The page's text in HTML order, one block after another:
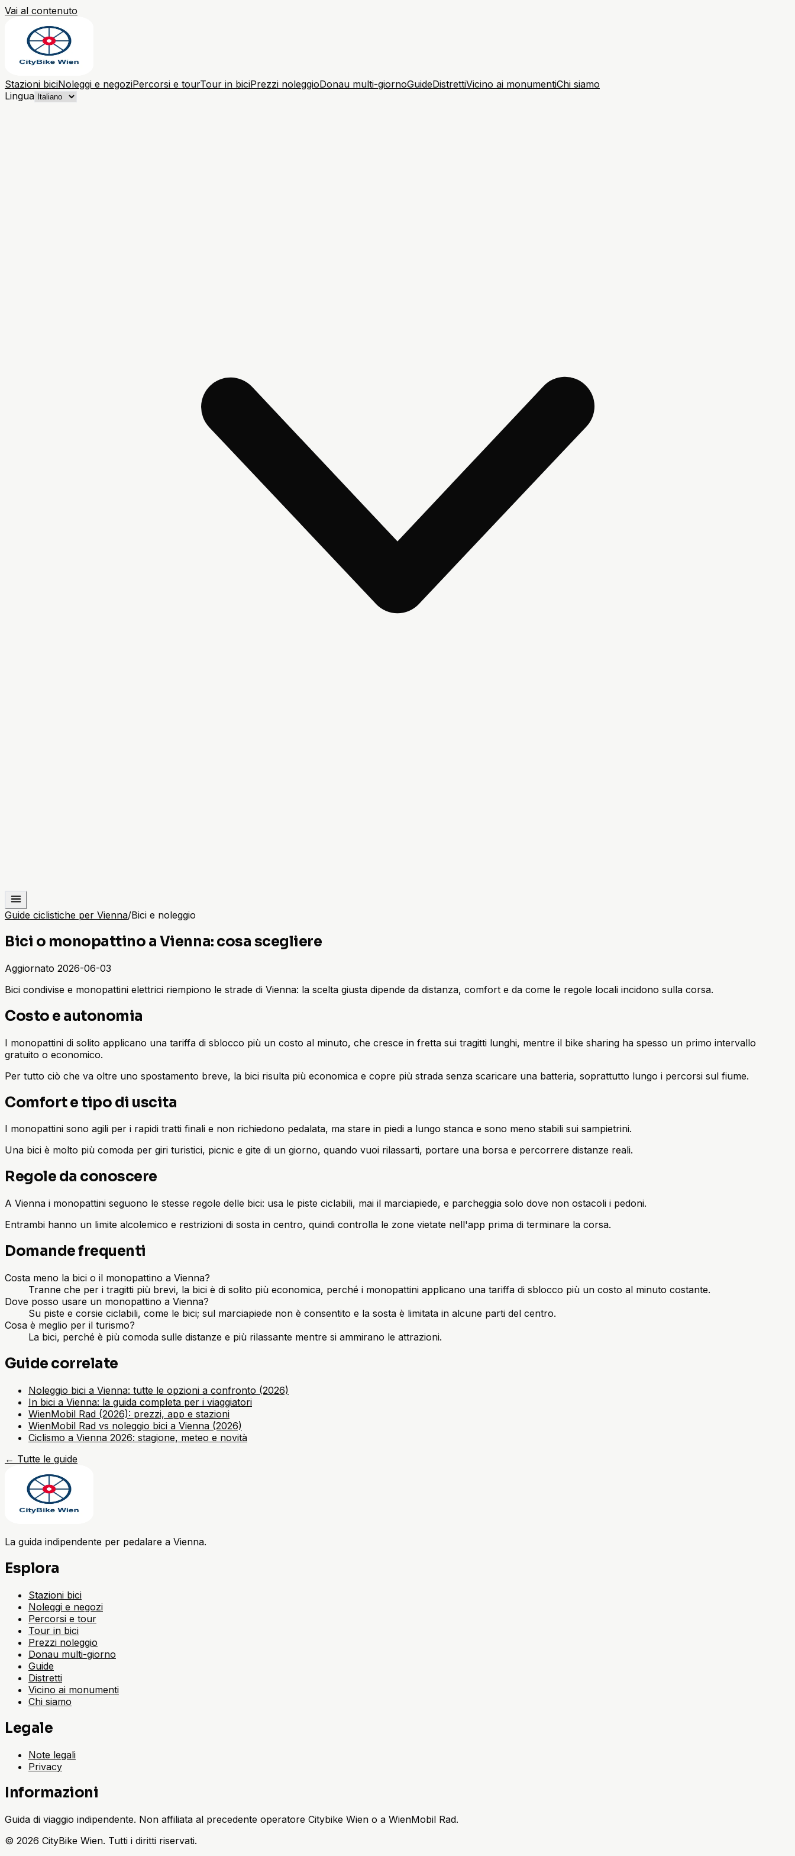
Vai al contenuto
Stazioni biciNoleggi e negoziPercorsi e tourTour in biciPrezzi noleggioDonau multi-giornoGuideDistrettiVicino ai monumentiChi siamo
Lingua
Guide ciclistiche per Vienna/Bici e noleggio
Bici o monopattino a Vienna: cosa scegliere
Aggiornato 2026-06-03
Bici condivise e monopattini elettrici riempiono le strade di Vienna: la scelta giusta dipende da distanza, comfort e da come le regole locali incidono sulla corsa.
Costo e autonomia
I monopattini di solito applicano una tariffa di sblocco più un costo al minuto, che cresce in fretta sui tragitti lunghi, mentre il bike sharing ha spesso un primo intervallo
gratuito o economico.
Per tutto ciò che va oltre uno spostamento breve, la bici risulta più economica e copre più strada senza scaricare una batteria, soprattutto lungo i percorsi sul fiume.
Comfort e tipo di uscita
I monopattini sono agili per i rapidi tratti finali e non richiedono pedalata, ma stare in piedi a lungo stanca e sono meno stabili sui sampietrini.
Una bici è molto più comoda per giri turistici, picnic e gite di un giorno, quando vuoi rilassarti, portare una borsa e percorrere distanze reali.
Regole da conoscere
A Vienna i monopattini seguono le stesse regole delle bici: usa le piste ciclabili, mai il marciapiede, e parcheggia solo dove non ostacoli i pedoni.
Entrambi hanno un limite alcolemico e restrizioni di sosta in centro, quindi controlla le zone vietate nell'app prima di terminare la corsa.
Domande frequenti
Costa meno la bici o il monopattino a Vienna?
Tranne che per i tragitti più brevi, la bici è di solito più economica, perché i monopattini applicano una tariffa di sblocco più un costo al minuto costante.
Dove posso usare un monopattino a Vienna?
Su piste e corsie ciclabili, come le bici; sul marciapiede non è consentito e la sosta è limitata in alcune parti del centro.
Cosa è meglio per il turismo?
La bici, perché è più comoda sulle distanze e più rilassante mentre si ammirano le attrazioni.
Guide correlate
Noleggio bici a Vienna: tutte le opzioni a confronto (2026)
In bici a Vienna: la guida completa per i viaggiatori
WienMobil Rad (2026): prezzi, app e stazioni
WienMobil Rad vs noleggio bici a Vienna (2026)
Ciclismo a Vienna 2026: stagione, meteo e novità
← Tutte le guide
La guida indipendente per pedalare a Vienna.
Esplora
Stazioni bici
Noleggi e negozi
Percorsi e tour
Tour in bici
Prezzi noleggio
Donau multi-giorno
Guide
Distretti
Vicino ai monumenti
Chi siamo
Legale
Note legali
Privacy
Informazioni
Guida di viaggio indipendente. Non affiliata al precedente operatore Citybike Wien o a WienMobil Rad.
© 2026 CityBike Wien. Tutti i diritti riservati.